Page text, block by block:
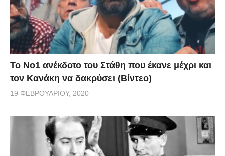
Το Νο1 ανέκδοτο του Στάθη που έκανε μέχρι και
τον Κανάκη να δακρύσει (Βίντεο)
19 ΦΕΒΡΟΥΑΡΊΟΥ, 2020